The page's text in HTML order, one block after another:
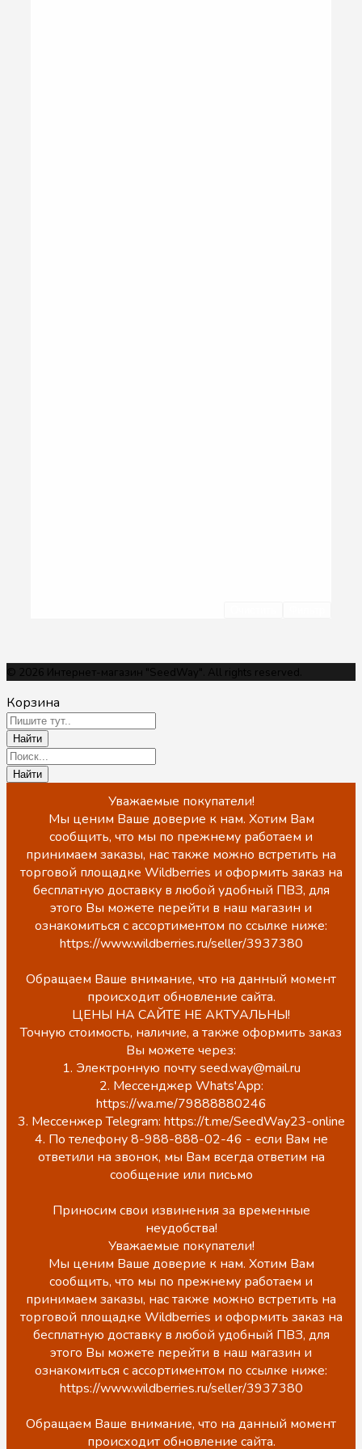
© 2026 Интернет-магазин "SeedWay". All rights reserved.
Корзина
Уважаемые покупатели!
Мы ценим Ваше доверие к нам. Хотим Вам
сообщить, что мы по прежнему работаем и
принимаем заказы, нас также можно встретить на
торговой площадке Wildberries и оформить заказ на
бесплатную доставку в любой удобный ПВЗ, для
этого Вы можете перейти в наш магазин и
ознакомиться с ассортиментом по ссылке ниже:
https://www.wildberries.ru/seller/3937380
Обращаем Ваше внимание, что на данный момент
происходит обновление сайта.
ЦЕНЫ НА САЙТЕ НЕ АКТУАЛЬНЫ!
Точную стоимость, наличие, а также оформить заказ
Вы можете через:
1. Электронную почту seed.way@mail.ru
2. Мессенджер Whats'App:
https://wa.me/79888880246
3. Мессенжер Telegram: https://t.me/SeedWay23-online
4. По телефону 8-988-888-02-46 - если Вам не
ответили на звонок, мы Вам всегда ответим на
сообщение или письмо
Приносим свои извинения за временные
неудобства!
Уважаемые покупатели!
Мы ценим Ваше доверие к нам. Хотим Вам
сообщить, что мы по прежнему работаем и
принимаем заказы, нас также можно встретить на
торговой площадке Wildberries и оформить заказ на
бесплатную доставку в любой удобный ПВЗ, для
этого Вы можете перейти в наш магазин и
ознакомиться с ассортиментом по ссылке ниже:
https://www.wildberries.ru/seller/3937380
Обращаем Ваше внимание, что на данный момент
происходит обновление сайта.